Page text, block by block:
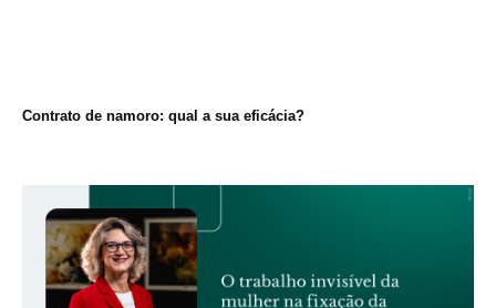
Contrato de namoro: qual a sua eficácia?